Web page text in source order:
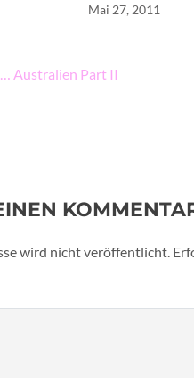
Mai 27, 2011
Australien Part II
wird nicht veröffentlicht.